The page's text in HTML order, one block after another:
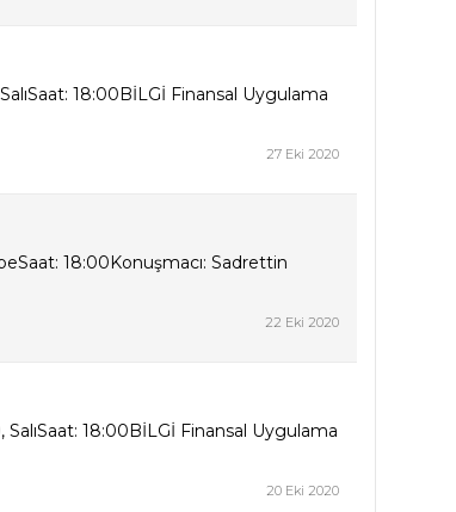
18:00BİLGİ Finansal Uygulama
27 Eki 2020
18:00Konuşmacı: Sadrettin
22 Eki 2020
18:00BİLGİ Finansal Uygulama
20 Eki 2020